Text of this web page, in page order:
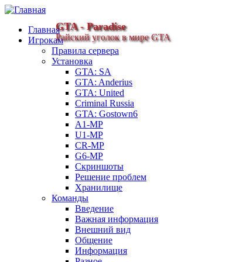
GTA - Paradise
Райский уголок в мире GTA
Главная
Игрокам
Правила сервера
Установка
GTA: SA
GTA: Anderius
GTA: United
Criminal Russia
GTA: Gostown6
A1-MP
U1-MP
CR-MP
G6-MP
Скриншоты
Решение проблем
Хранилище
Команды
Введение
Важная информация
Внешний вид
Общение
Информация